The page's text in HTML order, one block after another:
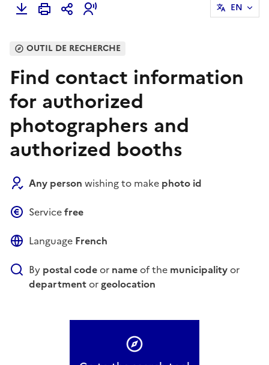
EN
OUTIL DE RECHERCHE
Find contact information
for authorized
photographers and
authorized booths
Any person wishing to make photo id
Servicefree
Language French
By postal codeor nameof the municipalityor
departmentor geolocation